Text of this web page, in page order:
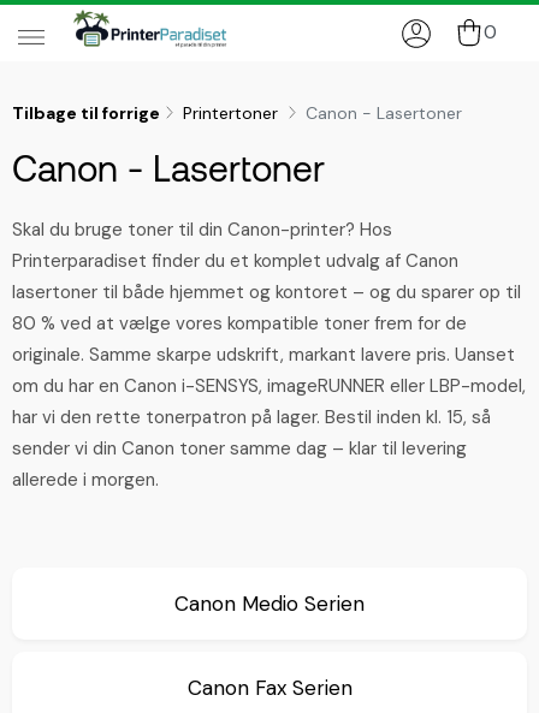
0
Tilbage til forrige Printertoner Canon - Lasertoner
Canon - Lasertoner
Skal du bruge toner til din Canon-printer? Hos
Printerparadiset finder du et komplet udvalg af Canon
lasertoner til både hjemmet og kontoret – og du sparer op til
80 % ved at vælge vores kompatible toner frem for de
originale. Samme skarpe udskrift, markant lavere pris. Uanset
om du har en Canon i-SENSYS, imageRUNNER eller LBP-model,
har vi den rette tonerpatron på lager. Bestil inden kl. 15, så
sender vi din Canon toner samme dag – klar til levering
allerede i morgen.
Canon Medio Serien
Canon Fax Serien